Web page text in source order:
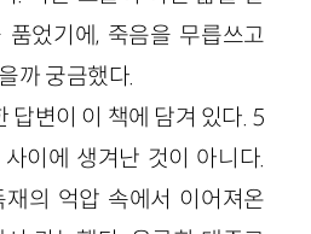
었기에, 죽음을 무릅쓰고
까 궁금했다.
답변이 이 책에 담겨 있다. 5
이에 생겨난 것이 아니다.
재의 억압 속에서 이어져온